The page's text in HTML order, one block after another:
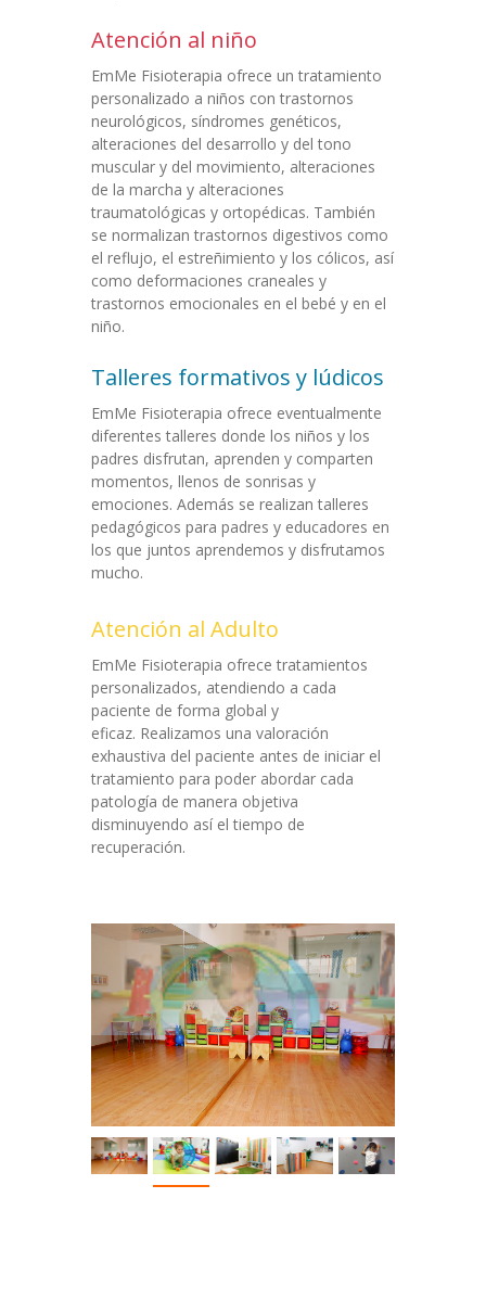
Atención al niño
EmMe Fisioterapia ofrece un tratamiento
personalizado a niños con trastornos
neurológicos, síndromes genéticos,
alteraciones del desarrollo y del tono
muscular y del movimiento, alteraciones
de la marcha y alteraciones
traumatológicas y ortopédicas. También
se normalizan trastornos digestivos como
el reflujo, el estreñimiento y los cólicos, así
como deformaciones craneales y
trastornos emocionales en el bebé y en el
niño.
Talleres formativos y lúdicos
EmMe Fisioterapia ofrece eventualmente
diferentes talleres donde los niños y los
padres disfrutan, aprenden y comparten
momentos, llenos de sonrisas y
emociones. Además se realizan talleres
pedagógicos para padres y educadores en
los que juntos aprendemos y disfrutamos
mucho.
Atención al Adulto
EmMe Fisioterapia ofrece tratamientos
personalizados, atendiendo a cada
paciente de forma global y
eficaz. Realizamos una valoración
exhaustiva del paciente antes de iniciar el
tratamiento para poder abordar cada
patología de manera objetiva
disminuyendo así el tiempo de
recuperación.